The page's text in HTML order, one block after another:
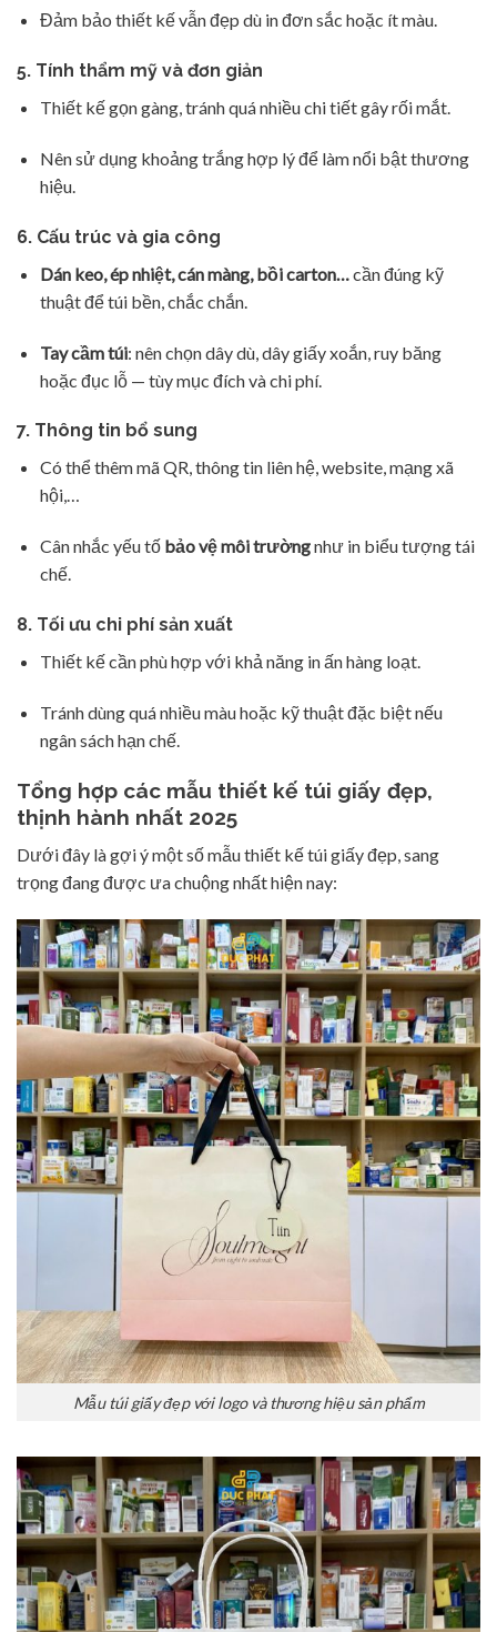
Đảm bảo thiết kế vẫn đẹp dù in đơn sắc hoặc ít màu.
5. Tính thẩm mỹ và đơn giản
Thiết kế gọn gàng, tránh quá nhiều chi tiết gây rối mắt.
Nên sử dụng khoảng trắng hợp lý để làm nổi bật thương
hiệu.
6. Cấu trúc và gia công
Dán keo, ép nhiệt, cán màng, bồi carton… cần đúng kỹ
thuật để túi bền, chắc chắn.
Tay cầm túi: nên chọn dây dù, dây giấy xoắn, ruy băng
hoặc đục lỗ — tùy mục đích và chi phí.
7. Thông tin bổ sung
Có thể thêm mã QR, thông tin liên hệ, website, mạng xã
hội,…
Cân nhắc yếu tố bảo vệ môi trườngnhư in biểu tượng tái
chế.
8. Tối ưu chi phí sản xuất
Thiết kế cần phù hợp với khả năng in ấn hàng loạt.
Tránh dùng quá nhiều màu hoặc kỹ thuật đặc biệt nếu
ngân sách hạn chế.
Tổng hợp các mẫu thiết kế túi giấy đẹp,
thịnh hành nhất 2025
Dưới đây là gợi ý một số mẫu thiết kế túi giấy đẹp, sang
trọng đang được ưa chuộng nhất hiện nay:
Mẫu túi giấy đẹp với logo và thương hiệu sản phẩm